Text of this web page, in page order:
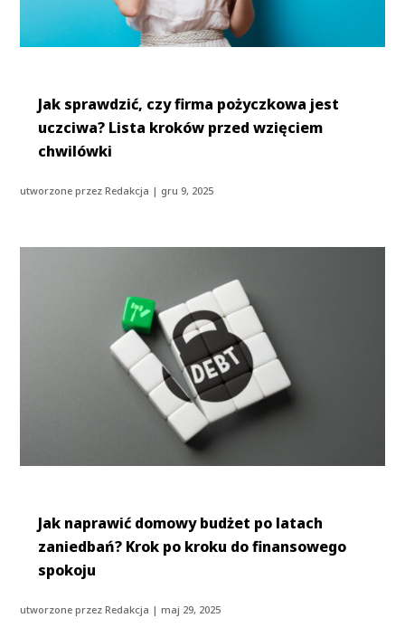
Jak sprawdzić, czy firma pożyczkowa jest
uczciwa? Lista kroków przed wzięciem
chwilówki
utworzone przezRedakcja | gru 9, 2025
Jak naprawić domowy budżet po latach
zaniedbań? Krok po kroku do finansowego
spokoju
utworzone przezRedakcja |maj 29, 2025